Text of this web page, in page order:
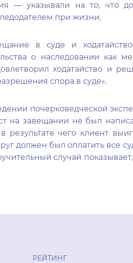
— указывали на то, что
при жизни.
в суде и
о наследовании как
ходатайство и
спора в суде».
почерковедческой
на завещании не был
результате чего клиент
должен был оплатить все
случай
РЕЙТИНГ